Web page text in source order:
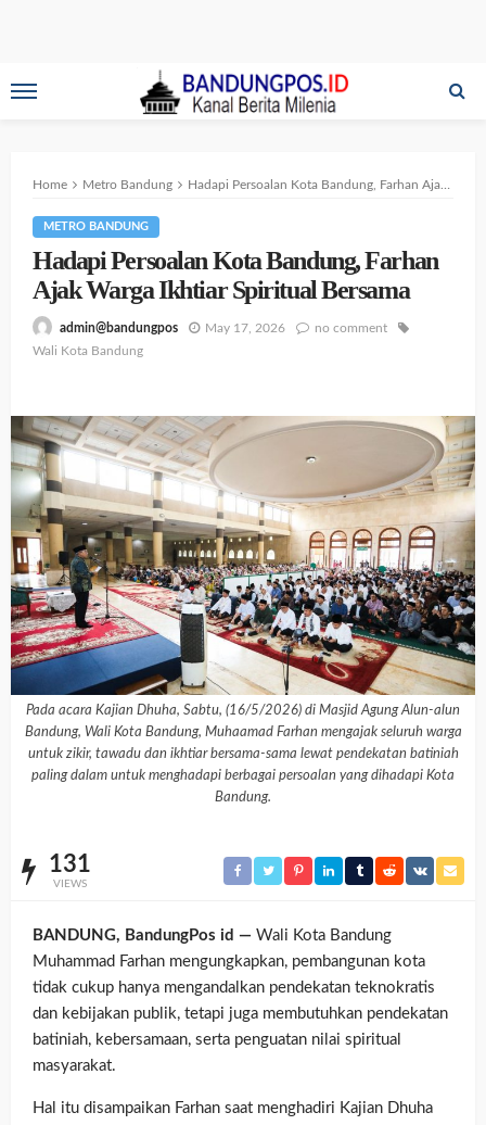
Home Metro Bandung Hadapi Persoalan Kota Bandung, Farhan Ajak Warga Ikhtiar Spiritual Bersama
METRO BANDUNG
Hadapi Persoalan Kota Bandung, Farhan
Ajak Warga Ikhtiar Spiritual Bersama
admin@bandungpos May 17, 2026
no comment
Wali Kota Bandung
Pada acara Kajian Dhuha, Sabtu, (16/5/2026) di Masjid Agung Alun-alun
Bandung, Wali Kota Bandung, Muhaamad Farhan mengajak seluruh warga
untuk zikir, tawadu dan ikhtiar bersama-sama lewat pendekatan batiniah
paling dalam untuk menghadapi berbagai persoalan yang dihadapi Kota
Bandung.
131
VIEWS
BANDUNG, BandungPos id — Wali Kota Bandung
Muhammad Farhan mengungkapkan, pembangunan kota
tidak cukup hanya mengandalkan pendekatan teknokratis
dan kebijakan publik, tetapi juga membutuhkan pendekatan
batiniah, kebersamaan, serta penguatan nilai spiritual
masyarakat.
Hal itu disampaikan Farhan saat menghadiri Kajian Dhuha